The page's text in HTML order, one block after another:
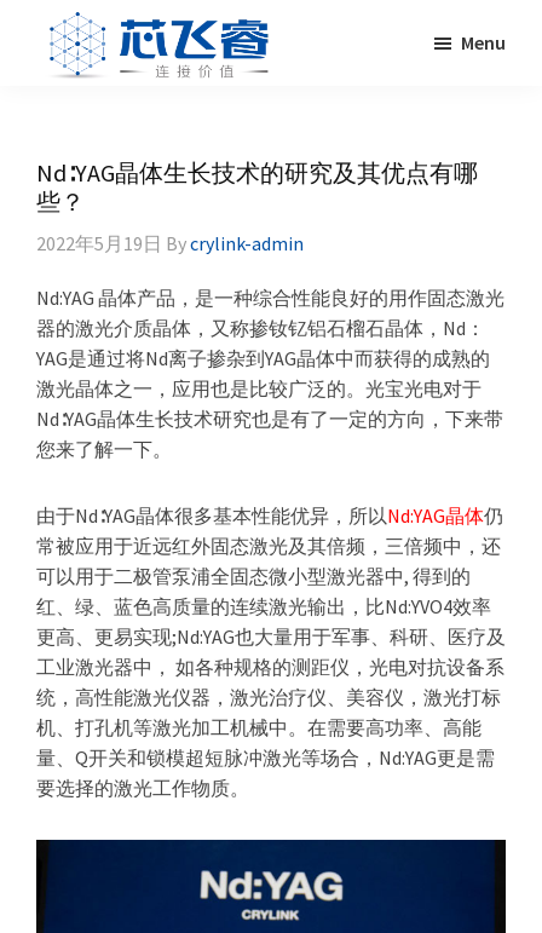
primary
primary
体，
非
线
晶
体，
调
Q
晶
体，
光
器
Menu
Nd∶YAG晶体生长技术的研究及其优点有哪
些？
2022年5月19日 Bycrylink-admin
Nd:YAG 晶体产品，是一种综合性能良好的用作固态激光
器的激光介质晶体，又称掺钕钇铝石榴石晶体，Nd：
YAG是通过将Nd离子掺杂到YAG晶体中而获得的成熟的
激光晶体之一，应用也是比较广泛的。光宝光电对于
Nd∶YAG晶体生长技术研究也是有了一定的方向，下来带
您来了解一下。
由于Nd∶YAG晶体很多基本性能优异，所以Nd:YAG晶体仍
常被应用于近远红外固态激光及其倍频，三倍频中，还
可以用于二极管泵浦全固态微小型激光器中, 得到的
红、绿、蓝色高质量的连续激光输出，比Nd:YVO4效率
更高、更易实现;Nd:YAG也大量用于军事、科研、医疗及
工业激光器中， 如各种规格的测距仪，光电对抗设备系
统，高性能激光仪器，激光治疗仪、美容仪，激光打标
机、打孔机等激光加工机械中。在需要高功率、高能
量、Q开关和锁模超短脉冲激光等场合，Nd:YAG更是需
要选择的激光工作物质。